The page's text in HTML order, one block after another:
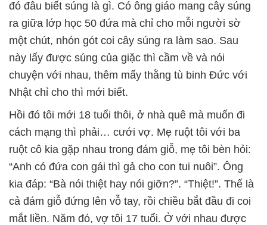
đó đâu biết súng là gì. Có ông giáo mang cây súng
ra giữa lớp học 50 đứa mà chỉ cho mỗi người sờ
một chút, nhón gót coi cây súng ra làm sao. Sau
này lấy được súng của giặc thì cầm về và nói
chuyện với nhau, thêm mấy thằng tù binh Đức với
Nhật chỉ cho thì mới biết.
Hồi đó tôi mới 18 tuổi thôi, ở nhà quê mà muốn đi
cách mạng thì phải… cưới vợ. Mẹ ruột tôi với ba
ruột cô kia gặp nhau trong đám giỗ, mẹ tôi bèn hỏi:
“Anh có đứa con gái thì gả cho con tui nuôi”. Ông
kia đáp: “Bà nói thiệt hay nói giỡn?”. “Thiệt!”. Thế là
cả đám giỗ đứng lên vỗ tay, rồi chiều bắt đầu đi coi
mắt liền. Năm đó, vợ tôi 17 tuổi. Ở với nhau được